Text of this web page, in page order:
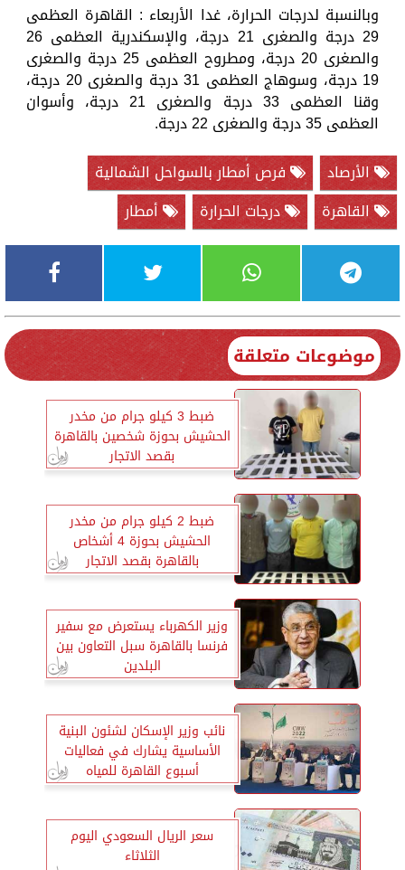
وبالنسبة لدرجات الحرارة، غدا الأربعاء : القاهرة العظمى
29 درجة والصغرى 21 درجة، والإسكندرية العظمى 26
والصغرى 20 درجة، ومطروح العظمى 25 درجة والصغرى
19 درجة، وسوهاج العظمى 31 درجة والصغرى 20 درجة،
وقنا العظمى 33 درجة والصغرى 21 درجة، وأسوان
العظمى 35 درجة والصغرى 22 درجة.
الأرصاد
فرص أمطار بالسواحل الشمالية
القاهرة
درجات الحرارة أمطار
موضوعات متعلقة
ضبط 3 كيلو جرام من مخدر
الحشيش بحوزة شخصين بالقاهرة
بقصد الاتجار
ضبط 2 كيلو جرام من مخدر
الحشيش بحوزة 4 أشخاص
بالقاهرة بقصد الاتجار
وزير الكهرباء يستعرض مع سفير
فرنسا بالقاهرة سبل التعاون بين
البلدين
نائب وزير الإسكان لشئون البنية
الأساسية يشارك في فعاليات
أسبوع القاهرة للمياه
سعر الريال السعودي اليوم
الثلاثاء